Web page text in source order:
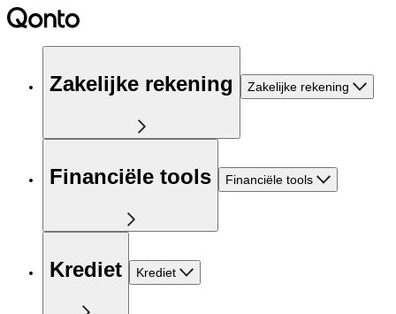
Zakelijke rekening Zakelijke rekening
Financiële tools Financiële tools
Krediet Krediet